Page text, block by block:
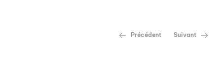
Précédent Suivant